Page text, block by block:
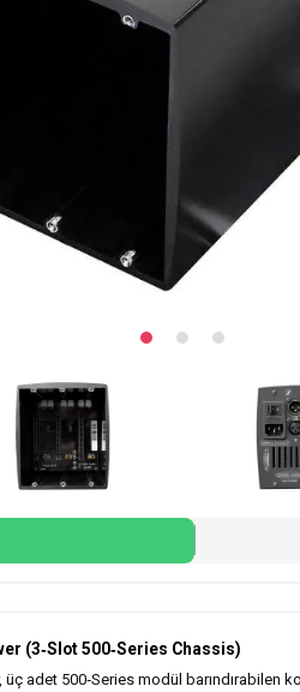
(3‑Slot 500‑Series Chassis)
adet 500‑Series modül barındırabilen